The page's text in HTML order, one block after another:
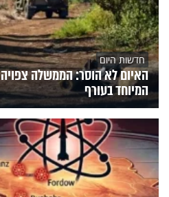
חדשות היום
האיום לא הוסר: הממשלה
המיוחד בעורף